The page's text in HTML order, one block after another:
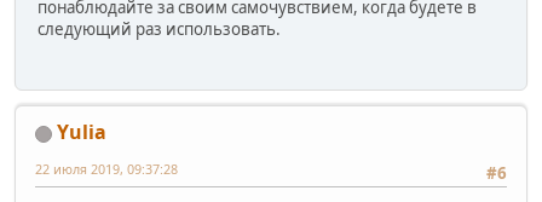
понаблюдайте за своим самочувствием, когда будете в
следующий раз использовать.
Yulia
#6
22 июля 2019, 09:37:28